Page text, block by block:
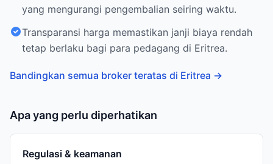
yang mengurangi pengembalian seiring waktu.
Transparansi harga memastikan janji biaya rendah
tetap berlaku bagi para pedagang di Eritrea.
Bandingkan semua broker teratas di Eritrea →
Apa yang perlu diperhatikan
Regulasi & keamanan